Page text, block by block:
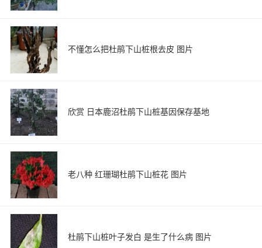
不懂怎么把杜鹃下山桩根去皮 图片
欣赏 日本鹿沼杜鹃下山桩基因保存基地
老八种 红珊瑚杜鹃下山桩花 图片
杜鹃下山桩叶子发白 是生了什么病 图片